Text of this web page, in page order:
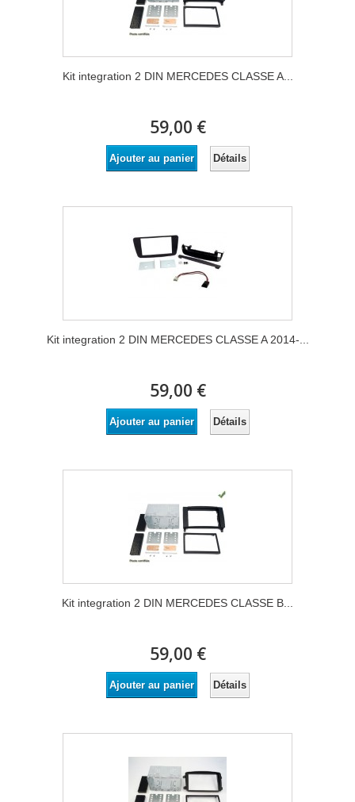
Kit integration 2 DIN MERCEDES CLASSE A...
59,00 €
Ajouter au panier Détails
Kit integration 2 DIN MERCEDES CLASSE A 2014-...
59,00 €
Ajouter au panier Détails
Kit integration 2 DIN MERCEDES CLASSE B...
59,00 €
Ajouter au panier Détails